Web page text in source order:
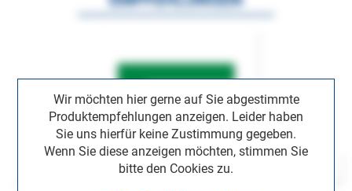
Wir möchten hier gerne auf Sie abgestimmte
Produktempfehlungen anzeigen. Leider haben
Sie uns hierfür keine Zustimmung gegeben.
Wenn Sie diese anzeigen möchten, stimmen Sie
bitte den Cookies zu.